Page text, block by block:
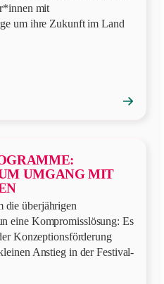
mit
um ihre Zukunft im Land
→
UMGANG MIT
die überjährigen
eine Kompromisslösung: Es
Konzeptionsförderung
Anstieg in der Festival-